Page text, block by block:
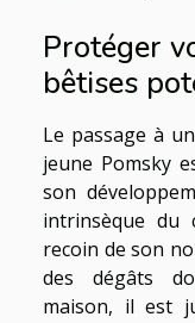
Protéger
bêtises
Le passage à
jeune Pomsky
son
intrinsèque du
recoin de son
des dégâts
maison, il est